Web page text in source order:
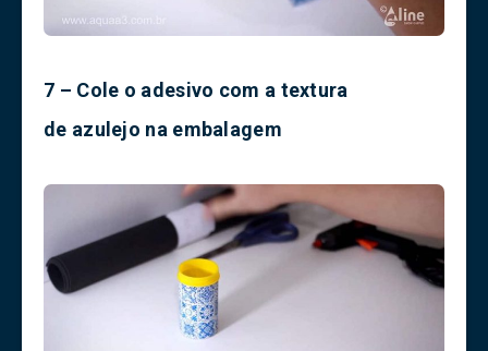
7 – Cole o adesivo com a textura
de azulejo na embalagem